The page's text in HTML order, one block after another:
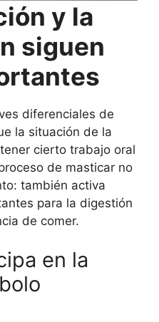
y la
siguen
diferenciales de
la situación de la
cierto trabajo oral
de masticar no
también activa
para la digestión
de comer.
en la